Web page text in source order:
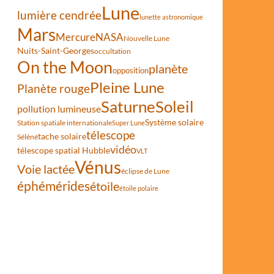
lumière cendréeLunelunette astronomique
MarsMercureNASANouvelle Lune
Nuits-Saint-Georgesoccultation
On the Moonoppositionplanète
Planète rougePleine Lune
pollution lumineuseSaturneSoleil
Station spatiale internationaleSuper LuneSystème solaire
Sélénétache solairetélescope
télescope spatial HubblevidéoVLT
Voie lactéeVénuséclipse de Lune
éphéméridesétoileétoile polaire